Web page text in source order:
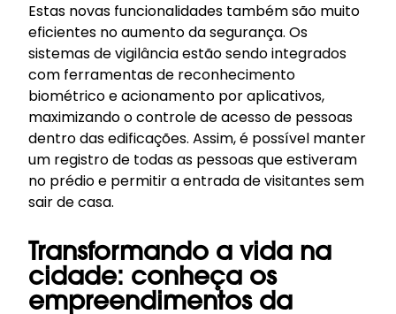
Estas novas funcionalidades também são muito
eficientes no aumento da segurança. Os
sistemas de vigilância estão sendo integrados
com ferramentas de reconhecimento
biométrico e acionamento por aplicativos,
maximizando o controle de acesso de pessoas
dentro das edificações. Assim, é possível manter
um registro de todas as pessoas que estiveram
no prédio e permitir a entrada de visitantes sem
sair de casa.
Transformando a vida na
cidade: conheça os
empreendimentos da